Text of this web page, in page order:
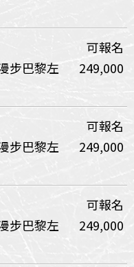
可報名
步巴黎左
249,000
可報名
步巴黎左
249,000
可報名
步巴黎左
249,000